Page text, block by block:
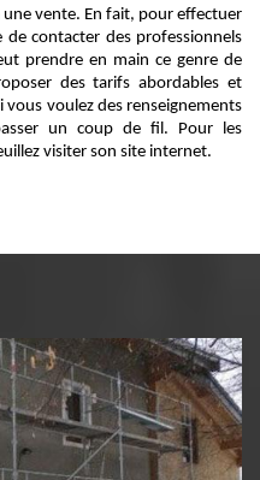
vente. En fait, pour effectuer
contacter des professionnels
prendre en main ce genre de
des tarifs abordables et
vous voulez des renseignements
un coup de fil. Pour les
visiter son site internet.